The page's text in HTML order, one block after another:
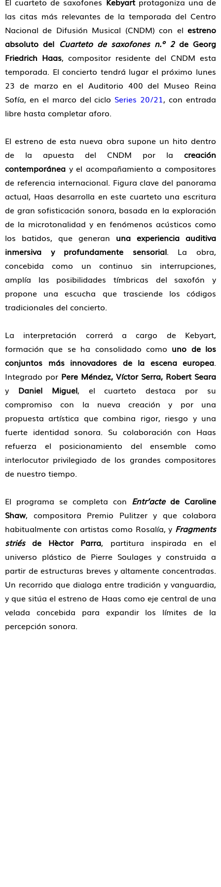
las citas más relevantes de la temporada del Centro
Nacional de Difusión Musical (CNDM) con el estreno
absoluto del Cuarteto de saxofones n.º 2de Georg
Friedrich Haas, compositor residente del CNDM esta
temporada. El concierto tendrá lugar el próximo lunes
23 de marzo en el Auditorio 400 del Museo Reina
Sofía, en el marco del ciclo Series 20/21, con entrada
libre hasta completar aforo.
El estreno de esta nueva obra supone un hito dentro
de la apuesta del CNDM por la creación
contemporánea y el acompañamiento a compositores
de referencia internacional. Figura clave del panorama
actual, Haas desarrolla en este cuarteto una escritura
de gran sofisticación sonora, basada en la exploración
de la microtonalidad y en fenómenos acústicos como
los batidos, que generan una experiencia auditiva
inmersiva y profundamente sensorial. La obra,
concebida como un continuo sin interrupciones,
amplía las posibilidades tímbricas del saxofón y
propone una escucha que trasciende los códigos
tradicionales del concierto.
La interpretación correrá a cargo de Kebyart,
formación que se ha consolidado como uno de los
conjuntos más innovadores de la escena europea.
Integrado por Pere Méndez, Víctor Serra, Robert Seara
y Daniel Miguel, el cuarteto destaca por su
compromiso con la nueva creación y por una
propuesta artística que combina rigor, riesgo y una
fuerte identidad sonora. Su colaboración con Haas
refuerza el posicionamiento del ensemble como
interlocutor privilegiado de los grandes compositores
de nuestro tiempo.
El programa se completa con Entr’actede Caroline
Shaw, compositora Premio Pulitzer y que colabora
habitualmente con artistas como Rosalía, y Fragments
striésde Hèctor Parra, partitura inspirada en el
universo plástico de Pierre Soulages y construida a
partir de estructuras breves y altamente concentradas.
Un recorrido que dialoga entre tradición y vanguardia,
y que sitúa el estreno de Haas como eje central de una
velada concebida para expandir los límites de la
percepción sonora.